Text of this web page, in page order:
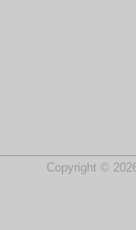
Copyright ©